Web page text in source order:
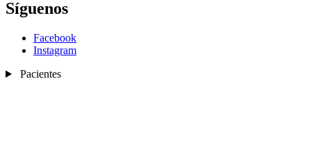
Síguenos
Facebook
Instagram
Pacientes